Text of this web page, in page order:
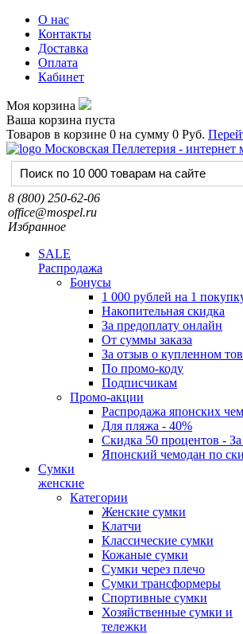
О нас
Контакты
Доставка
Оплата
Кабинет
Моя корзина
Ваша корзина пуста
Товаров в корзине 0 на сумму 0 Руб.
8 (800) 250-62-06
office@mospel.ru
Избранное
SALE
Распродажа
Бонусы
1 000 рублей на 1
Накопительная скидка
За предоплату онлайн
От суммы заказа
За отзыв о купленном
По промо-коду
Подписчикам
Промо-акции
Распродажа японских
Для пляжа - 40%
Скидка 50 процентов -
Японский чемодан по
Сумки
женские
Категории
Женские сумки
Клатчи
Классические сумки
Кожаные сумки
Сумки через плечо
Сумки трансформеры
Спортивные сумки
Хозяйственные сумки и
тележки